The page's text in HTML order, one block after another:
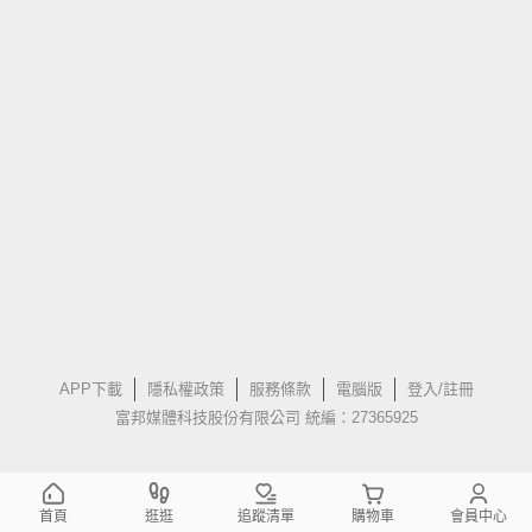
APP下載 隱私權政策 服務條款 電腦版
登入/註冊
富邦媒體科技股份有限公司 統編：27365925
首頁 逛逛 追蹤清單 購物車 會員中心